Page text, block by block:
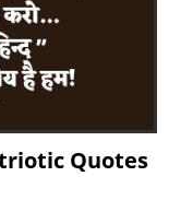
Quotes